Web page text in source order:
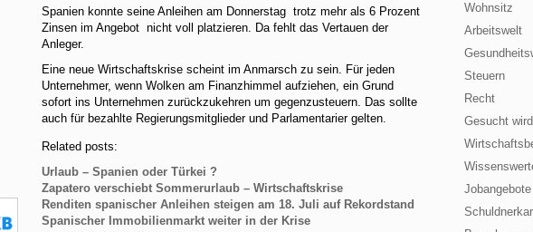
Wohnsitz
Arbeitswelt
Steuern
Recht
Gesucht wird
Jobangebote
Spanien konnte seine Anleihen am Donnerstag trotz mehr als 6 Prozent
Zinsen im Angebot nicht voll platzieren. Da fehlt das Vertauen der
Anleger.
Eine neue Wirtschaftskrise scheint im Anmarsch zu sein. Für jeden
Unternehmer, wenn Wolken am Finanzhimmel aufziehen, ein Grund
sofort ins Unternehmen zurückzukehren um gegenzusteuern. Das sollte
auch für bezahlte Regierungsmitglieder und Parlamentarier gelten.
Related posts:
Urlaub – Spanien oder Türkei ?
Zapatero verschiebt Sommerurlaub – Wirtschaftskrise
Renditen spanischer Anleihen steigen am 18. Juli auf Rekordstand
Spanischer Immobilienmarkt weiter in der Krise